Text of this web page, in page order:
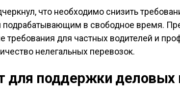
что необходимо снизить
подрабатывающим в свободное время.
для частных водителей и
нелегальных перевозок.
для поддержки деловых